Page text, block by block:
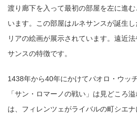
渡り廊下を入って最初の部屋を左に進
います。この部屋はルネサンスが誕生
リアの絵画が展示されています。遠近
サンスの特徴です。
1438年から40年にかけてパオロ・ウッ
「サン・ロマーノの戦い」は見どころ
は、フィレンツェがライバルの町シエナ